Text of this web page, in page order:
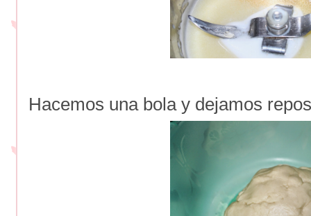
Hacemos una bola y dejamos